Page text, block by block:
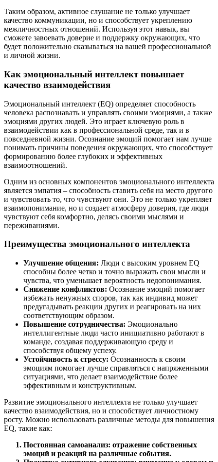
Таким образом, активное слушание не только улучшает
качество коммуникации, но и способствует укреплению
межличностных отношений. Используя этот навык, вы
сможете завоевать доверие и поддержку окружающих, что
будет положительно сказываться на вашей профессиональной
и личной жизни.
Как эмоциональный интеллект повышает
качество взаимодействия
Эмоциональный интеллект (EQ) определяет способность
человека распознавать и управлять своими эмоциями, а также
эмоциями других людей. Это играет ключевую роль в
взаимодействии как в профессиональной среде, так и в
повседневной жизни. Осознание эмоций помогает нам лучше
понимать причины поведения окружающих, что способствует
формированию более глубоких и эффективных
взаимоотношений.
Одним из основных компонентов эмоционального интеллекта
является эмпатия – способность ставить себя на место другого
и чувствовать то, что чувствуют они. Это не только укрепляет
взаимопонимание, но и создает атмосферу доверия, где люди
чувствуют себя комфортно, делясь своими мыслями и
переживаниями.
Преимущества эмоционального интеллекта
Улучшение общения: Люди с высоким уровнем EQ
способны более четко и точно выражать свои мысли и
чувства, что уменьшает вероятность недопонимания.
Снижение конфликтов: Осознание эмоций помогает
избежать ненужных споров, так как индивид может
предугадывать реакции других и реагировать на них
соответствующим образом.
Повышение сотрудничества: Эмоционально
интеллигентные люди часто инициативно работают в
команде, создавая поддерживающую среду и
способствуя общему успеху.
Устойчивость к стрессу: Осознанность к своим
эмоциям помогает лучше справляться с напряженными
ситуациями, что делает взаимодействие более
эффективным и конструктивным.
Развитие эмоционального интеллекта не только улучшает
качество взаимодействия, но и способствует личностному
росту. Можно использовать различные методы для повышения
EQ, такие как:
Постоянная самоанализ: отражение собственных
эмоций и реакций на различные события.